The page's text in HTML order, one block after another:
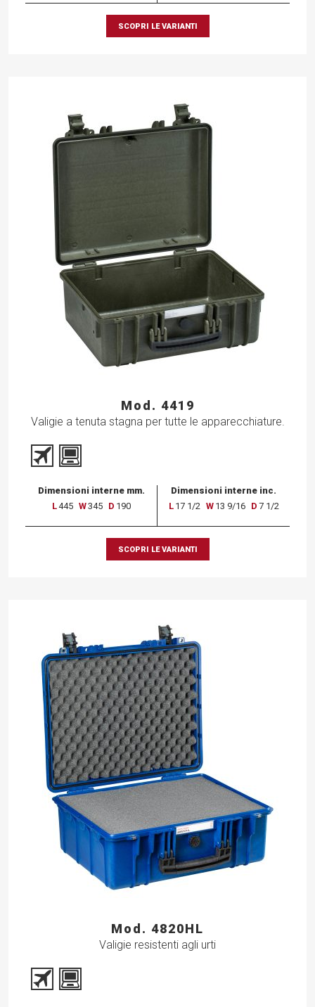
SCOPRI LE VARIANTI
Mod. 4419
Valigie a tenuta stagna per tutte le apparecchiature.
Dimensioni interne mm.
L445 W345 D 190
Dimensioni interne inc.
L 17 1/2 W 13 9/16 D 7 1/2
SCOPRI LE VARIANTI
Mod. 4820HL
Valigie resistenti agli urti